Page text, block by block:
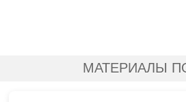
МАТЕРИАЛЫ